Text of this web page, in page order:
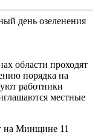
области проходят
порядка на
работники
местные
на Минщине 11